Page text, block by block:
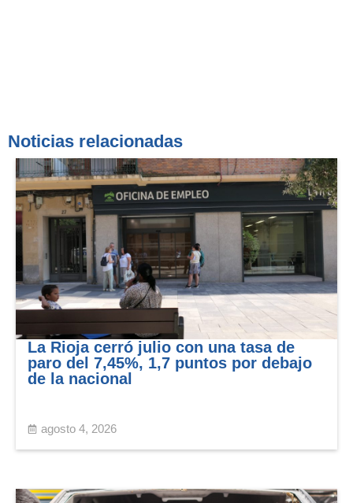
Noticias relacionadas
La Rioja cerró julio con una tasa de
paro del 7,45%, 1,7 puntos por debajo
de la nacional
agosto 4, 2026